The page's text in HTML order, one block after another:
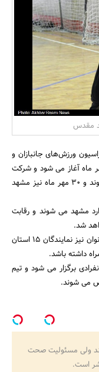
بانک، بیمه و سرمایه
مسکن و ساختمان
مقدس
ورزش‌های جانبازان و
مسابقات در بخش آقایان از فردا، 28 مهر ماه آغاز می شود و شرکت
کنندگان امروز وارد محل برگزاری مسابقات می شوند و 30 مهر ماه نیز مشهد
کنندگان 30 مهر ماه وارد مشهد می شوند و رقابت
شد.
در بخش آقایان نمایندگان 17 استان و در بخش بانوان نیز نمایندگان 15 استان
برگزار می شود و تیم
می شوند.
ولی مسئولیت صحت
است.